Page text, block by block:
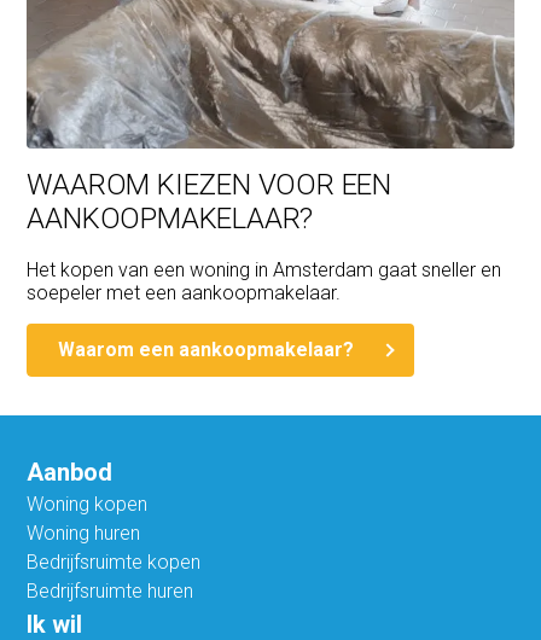
WAAROM KIEZEN VOOR EEN
AANKOOPMAKELAAR?
Het kopen van een woning in Amsterdam gaat sneller en
soepeler met een aankoopmakelaar.
Waarom een aankoopmakelaar?
Aanbod
Woning kopen
Woning huren
Bedrijfsruimte kopen
Bedrijfsruimte huren
Ik wil